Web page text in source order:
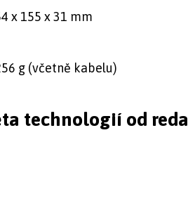
x 155 x 31 mm
g (včetně kabelu)
technologií od